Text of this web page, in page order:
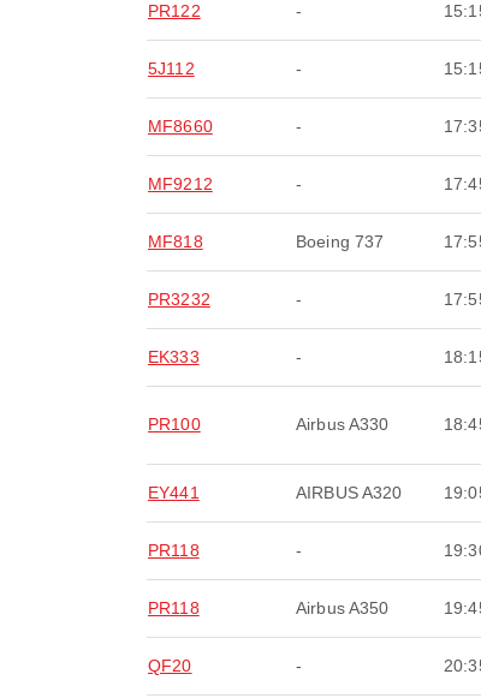
PR122 -
5J112 -
MF8660 -
MF9212 -
MF818 Boeing 737
PR3232 -
EK333 -
PR100 Airbus A330
EY441 AIRBUS A320
PR118 -
PR118 Airbus A350
QF20 -